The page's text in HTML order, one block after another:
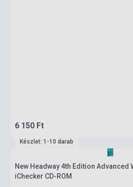
6 150 Ft
Készlet: 1-10 darab
New Headway 4th Edition Advanced
iChecker CD-ROM